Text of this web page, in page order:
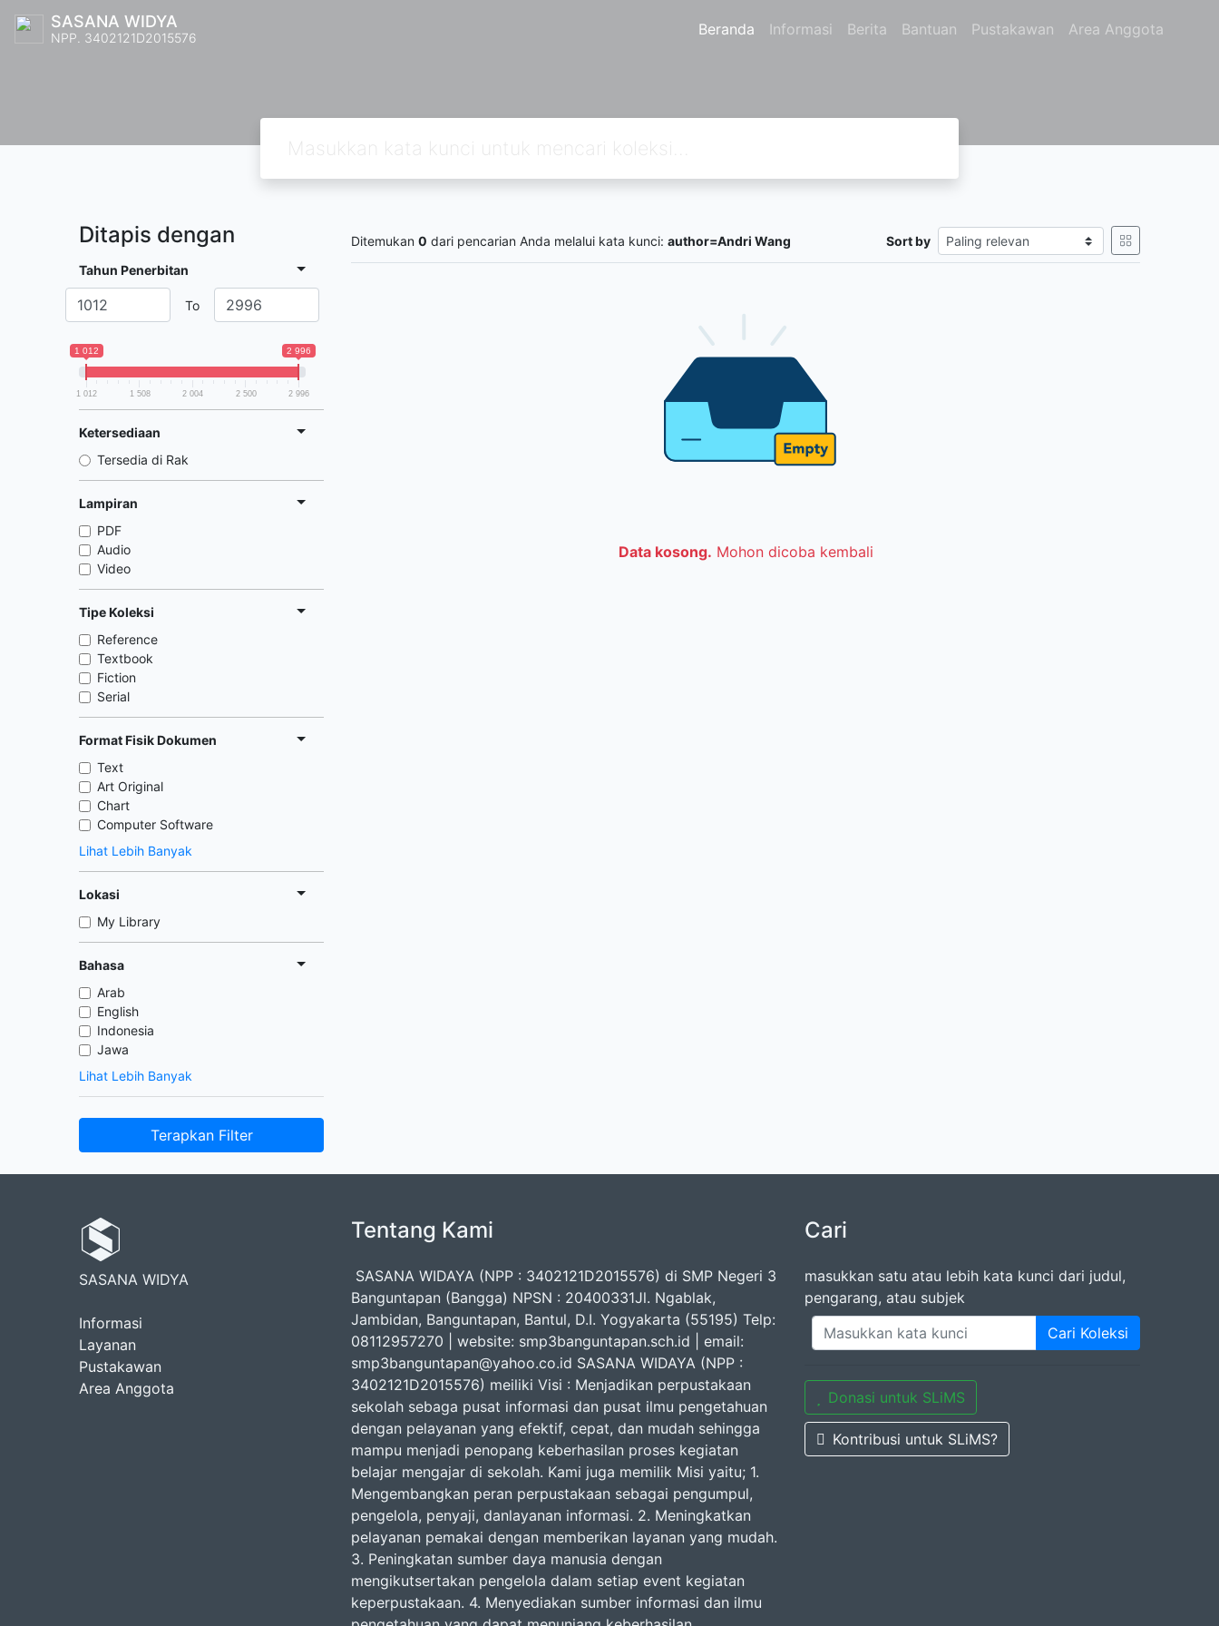
SASANA WIDYA
NPP. 3402121D2015576 Beranda Informasi Berita Bantuan Pustakawan Area Anggota
Ditapis dengan
Tahun Penerbitan
To
1 012 2 996
1 012 1 508 2 004 2 500 2 996
Ketersediaan
Tersedia di Rak
Lampiran
PDF
Audio
Video
Tipe Koleksi
Reference
Textbook
Fiction
Serial
Format Fisik Dokumen
Text
Art Original
Chart
Computer Software
Lihat Lebih Banyak
Lokasi
My Library
Bahasa
Arab
English
Indonesia
Jawa
Lihat Lebih Banyak
Terapkan Filter
Ditemukan 0 dari pencarian Anda melalui kata kunci: author=Andri Wang Sort by
Data kosong. Mohon dicoba kembali
SASANA WIDYA
Informasi
Layanan
Pustakawan
Area Anggota
Tentang Kami
SASANA WIDAYA (NPP : 3402121D2015576) di SMP Negeri 3
Banguntapan (Bangga) NPSN : 20400331Jl. Ngablak,
Jambidan, Banguntapan, Bantul, D.I. Yogyakarta (55195) Telp:
08112957270 | website: smp3banguntapan.sch.id | email:
smp3banguntapan@yahoo.co.id SASANA WIDAYA (NPP :
3402121D2015576) meiliki Visi : Menjadikan perpustakaan
sekolah sebaga pusat informasi dan pusat ilmu pengetahuan
dengan pelayanan yang efektif, cepat, dan mudah sehingga
mampu menjadi penopang keberhasilan proses kegiatan
belajar mengajar di sekolah. Kami juga memilik Misi yaitu; 1.
Mengembangkan peran perpustakaan sebagai pengumpul,
pengelola, penyaji, danlayanan informasi. 2. Meningkatkan
pelayanan pemakai dengan memberikan layanan yang mudah.
3. Peningkatan sumber daya manusia dengan
mengikutsertakan pengelola dalam setiap event kegiatan
keperpustakaan. 4. Menyediakan sumber informasi dan ilmu
Cari
masukkan satu atau lebih kata kunci dari judul,
pengarang, atau subjek
Cari Koleksi
Donasi untuk SLiMS
Kontribusi untuk SLiMS?